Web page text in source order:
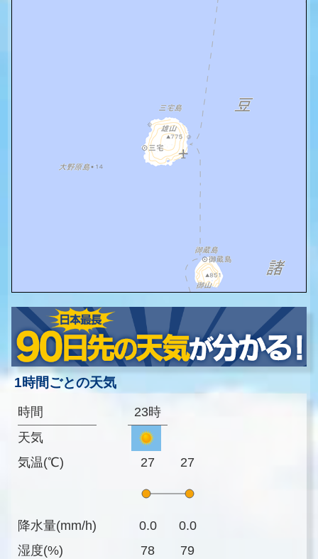
1時間ごとの天気
時間
天気
気温(℃)
降水量(mm/h)
湿度(%)
23時
27 27
0.0
0.0
78
79